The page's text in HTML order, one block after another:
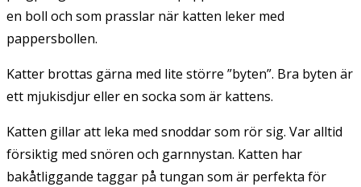
en boll och som prasslar när katten leker med
pappersbollen.
Katter brottas gärna med lite större ”byten”. Bra byten är
ett mjukisdjur eller en socka som är kattens.
Katten gillar att leka med snoddar som rör sig. Var alltid
försiktig med snören och garnnystan. Katten har
bakåtliggande taggar på tungan som är perfekta för